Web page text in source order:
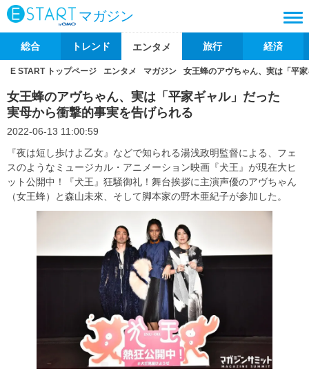
マガジン
総合 トレンド エンタメ 旅行 経済
E START トップページ エンタメ マガジン 女王蜂のアヴちゃん、実は「平
女王蜂のアヴちゃん、実は「平家ギャル」だった
実母から衝撃的事実を告げられる
2022-06-13 11:00:59
『夜は短し歩けよ乙女』などで知られる湯浅政明監督による、フェ
スのようなミュージカル・アニメーション映画『犬王』が現在大ヒ
ット公開中！『犬王』狂騒御礼！舞台挨拶に主演声優のアヴちゃん
（女王蜂）と森山未來、そして脚本家の野木亜紀子が参加した。